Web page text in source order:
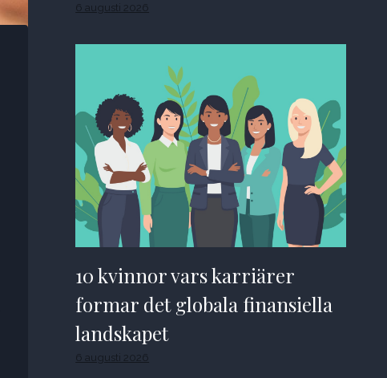
6 augusti 2026
10 kvinnor vars karriärer
formar det globala finansiella
landskapet
6 augusti 2026